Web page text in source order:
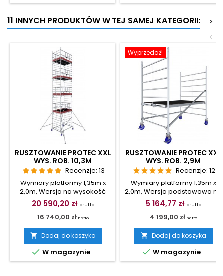
11 INNYCH PRODUKTÓW W TEJ SAMEJ KATEGORII:
>
<
RUSZTOWANIE PROTEC XXL
WYS. ROB. 10,3M
Recenzje: 13
Wymiary platformy 1,35m x
2,0m, Wersja na wysokość
roboczą 10,3m Kółka i
podpory w zestawienie
Cena20 590,20 zł brutto
16 740,00 zł netto
 Dodaj do koszyka
 W magazynie
Wyprzedaż!
RUSZTOWANIE PROTEC XXL
WYS. ROB. 2,9M
Recenzje: 12
Wymiary platformy 1,35m x
2,0m, Wersja podstawowa na
wysokość roboczą 2,9m
Kółka w zestawienie
5 164,77 zł brutto
4 199,00 zł netto
 Dodaj do koszyka
 W magazynie